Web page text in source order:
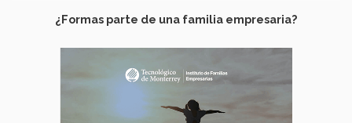
¿Formas parte de una familia empresaria?